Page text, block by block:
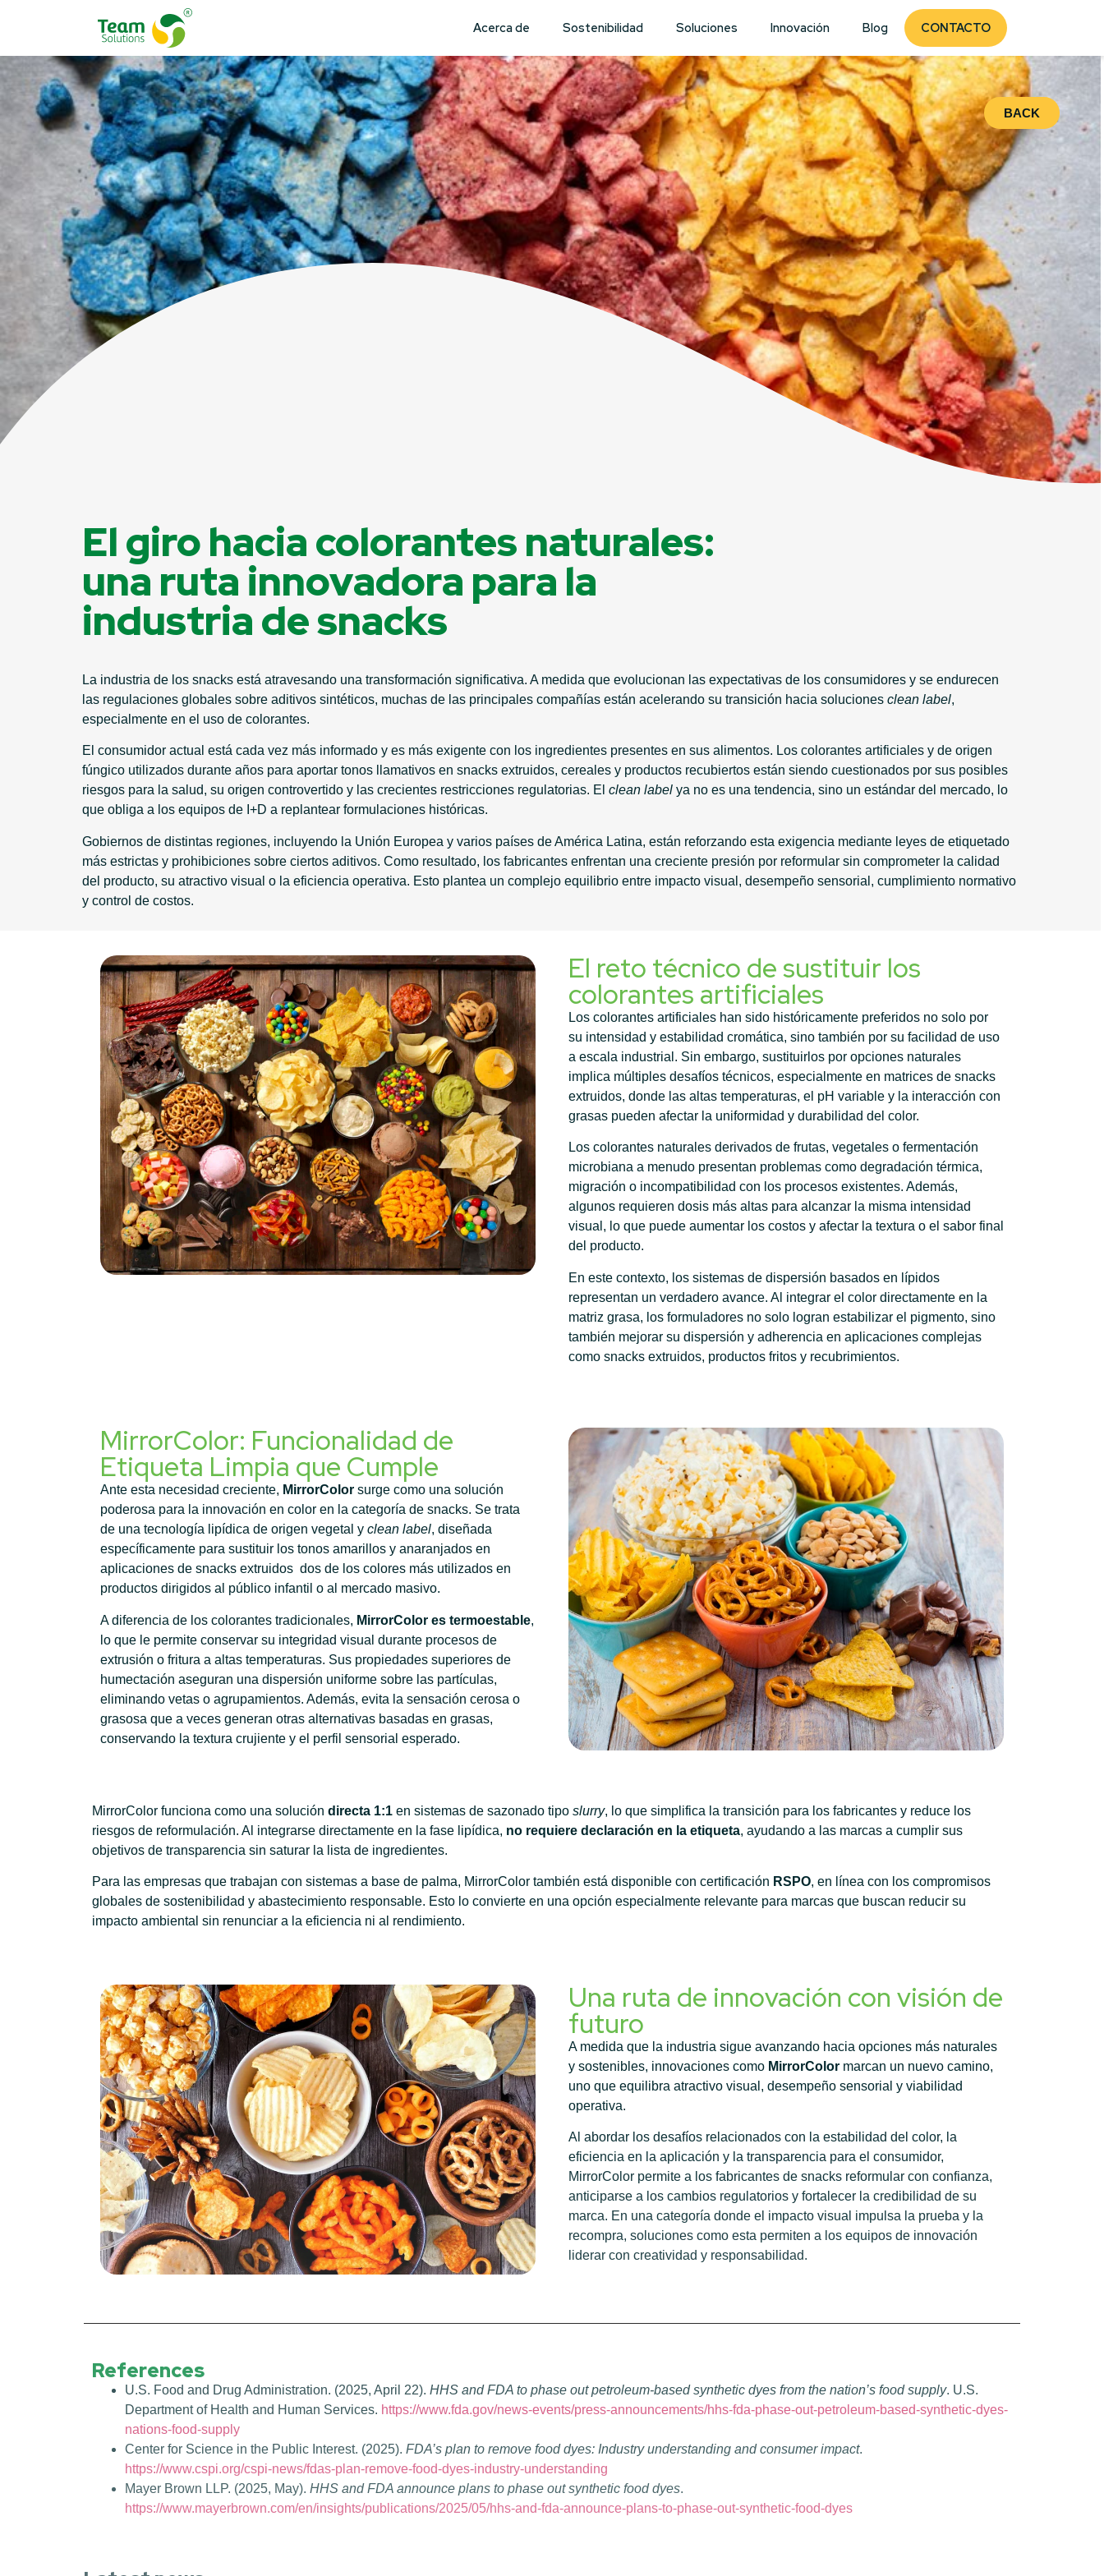
Acerca de Sostenibilidad Soluciones Innovación Blog CONTACTO
BACK
El giro hacia colorantes naturales:
una ruta innovadora para la
industria de snacks
La industria de los snacks está atravesando una transformación significativa. A medida que evolucionan las expectativas de los consumidores y se endurecen
las regulaciones globales sobre aditivos sintéticos, muchas de las principales compañías están acelerando su transición hacia soluciones clean label,
especialmente en el uso de colorantes.
El consumidor actual está cada vez más informado y es más exigente con los ingredientes presentes en sus alimentos. Los colorantes artificiales y de origen
fúngico utilizados durante años para aportar tonos llamativos en snacks extruidos, cereales y productos recubiertos están siendo cuestionados por sus posibles
riesgos para la salud, su origen controvertido y las crecientes restricciones regulatorias. El clean labelya no es una tendencia, sino un estándar del mercado, lo
que obliga a los equipos de I+D a replantear formulaciones históricas.
Gobiernos de distintas regiones, incluyendo la Unión Europea y varios países de América Latina, están reforzando esta exigencia mediante leyes de etiquetado
más estrictas y prohibiciones sobre ciertos aditivos. Como resultado, los fabricantes enfrentan una creciente presión por reformular sin comprometer la calidad
del producto, su atractivo visual o la eficiencia operativa. Esto plantea un complejo equilibrio entre impacto visual, desempeño sensorial, cumplimiento normativo
y control de costos.
El reto técnico de sustituir los
colorantes artificiales
Los colorantes artificiales han sido históricamente preferidos no solo por
su intensidad y estabilidad cromática, sino también por su facilidad de uso
a escala industrial. Sin embargo, sustituirlos por opciones naturales
implica múltiples desafíos técnicos, especialmente en matrices de snacks
extruidos, donde las altas temperaturas, el pH variable y la interacción con
grasas pueden afectar la uniformidad y durabilidad del color.
Los colorantes naturales derivados de frutas, vegetales o fermentación
microbiana a menudo presentan problemas como degradación térmica,
migración o incompatibilidad con los procesos existentes. Además,
algunos requieren dosis más altas para alcanzar la misma intensidad
visual, lo que puede aumentar los costos y afectar la textura o el sabor final
del producto.
En este contexto, los sistemas de dispersión basados en lípidos
representan un verdadero avance. Al integrar el color directamente en la
matriz grasa, los formuladores no solo logran estabilizar el pigmento, sino
también mejorar su dispersión y adherencia en aplicaciones complejas
como snacks extruidos, productos fritos y recubrimientos.
MirrorColor: Funcionalidad de
Etiqueta Limpia que Cumple
Ante esta necesidad creciente, MirrorColor surge como una solución
poderosa para la innovación en color en la categoría de snacks. Se trata
de una tecnología lipídica de origen vegetal y clean label, diseñada
específicamente para sustituir los tonos amarillos y anaranjados en
aplicaciones de snacks extruidos dos de los colores más utilizados en
productos dirigidos al público infantil o al mercado masivo.
A diferencia de los colorantes tradicionales, MirrorColor es termoestable,
lo que le permite conservar su integridad visual durante procesos de
extrusión o fritura a altas temperaturas. Sus propiedades superiores de
humectación aseguran una dispersión uniforme sobre las partículas,
eliminando vetas o agrupamientos. Además, evita la sensación cerosa o
grasosa que a veces generan otras alternativas basadas en grasas,
conservando la textura crujiente y el perfil sensorial esperado.
MirrorColor funciona como una solución directa 1:1 en sistemas de sazonado tipo slurry, lo que simplifica la transición para los fabricantes y reduce los
riesgos de reformulación. Al integrarse directamente en la fase lipídica, no requiere declaración en la etiqueta, ayudando a las marcas a cumplir sus
objetivos de transparencia sin saturar la lista de ingredientes.
Para las empresas que trabajan con sistemas a base de palma, MirrorColor también está disponible con certificación RSPO, en línea con los compromisos
globales de sostenibilidad y abastecimiento responsable. Esto lo convierte en una opción especialmente relevante para marcas que buscan reducir su
impacto ambiental sin renunciar a la eficiencia ni al rendimiento.
Una ruta de innovación con visión de
futuro
A medida que la industria sigue avanzando hacia opciones más naturales
y sostenibles, innovaciones como MirrorColor marcan un nuevo camino,
uno que equilibra atractivo visual, desempeño sensorial y viabilidad
operativa.
Al abordar los desafíos relacionados con la estabilidad del color, la
eficiencia en la aplicación y la transparencia para el consumidor,
MirrorColor permite a los fabricantes de snacks reformular con confianza,
anticiparse a los cambios regulatorios y fortalecer la credibilidad de su
marca. En una categoría donde el impacto visual impulsa la prueba y la
recompra, soluciones como esta permiten a los equipos de innovación
liderar con creatividad y responsabilidad.
References
U.S. Food and Drug Administration. (2025, April 22). HHS and FDA to phase out petroleum-based synthetic dyes from the nation’s food supply. U.S.
Department of Health and Human Services. https://www.fda.gov/news-events/press-announcements/hhs-fda-phase-out-petroleum-based-synthetic-dyes-
nations-food-supply
Center for Science in the Public Interest. (2025). FDA’s plan to remove food dyes: Industry understanding and consumer impact.
https://www.cspi.org/cspi-news/fdas-plan-remove-food-dyes-industry-understanding
Mayer Brown LLP. (2025, May). HHS and FDA announce plans to phase out synthetic food dyes.
https://www.mayerbrown.com/en/insights/publications/2025/05/hhs-and-fda-announce-plans-to-phase-out-synthetic-food-dyes